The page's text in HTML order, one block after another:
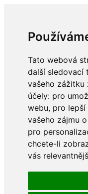
Tato webová
další sledovací
vašeho zážitku
účely: pro
webu, pro
vašeho zájmu
pro
chcete-li
vás